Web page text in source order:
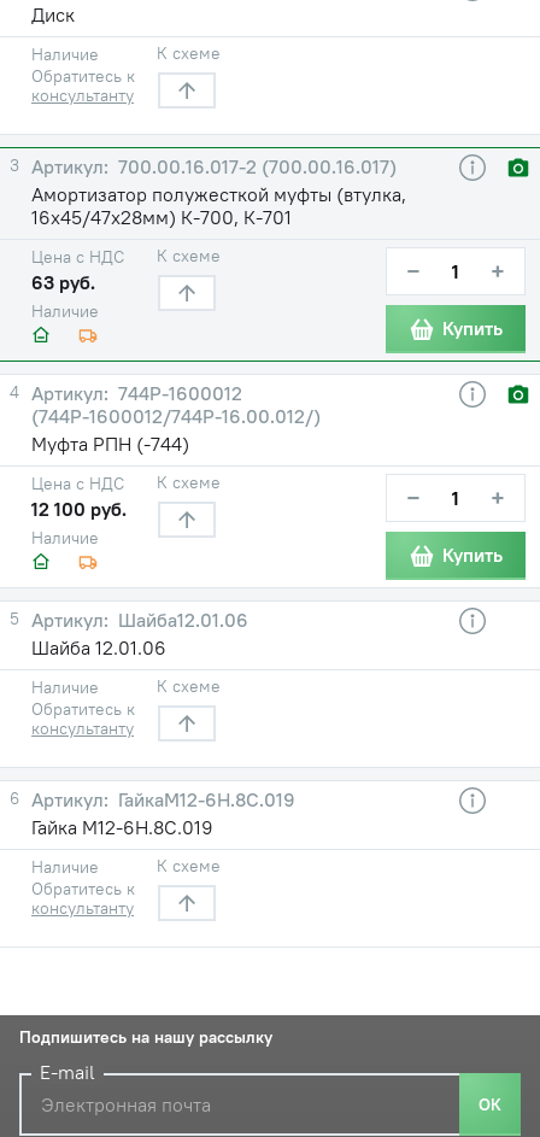
Диск
Наличие
Обратитесь к
консультанту
К схеме
3
700.00.16.017-2 (700.00.16.017)
Амортизатор полужесткой муфты (втулка,
16х45/47х28мм) К-700, К-701
Наличие
Цена с НДС
63 руб.
К схеме − +
Купить
4
744Р-1600012
(744Р-1600012/744Р-16.00.012/)
Муфта РПН (-744)
Наличие
Цена с НДС
12 100 руб.
К схеме − +
Купить
5
Шайба12.01.06
Шайба 12.01.06
Наличие
Обратитесь к
консультанту
К схеме
6
ГайкаМ12-6Н.8С.019
Гайка М12-6Н.8С.019
Наличие
Обратитесь к
консультанту
К схеме
Подпишитесь на нашу рассылку
E-mail
ОК